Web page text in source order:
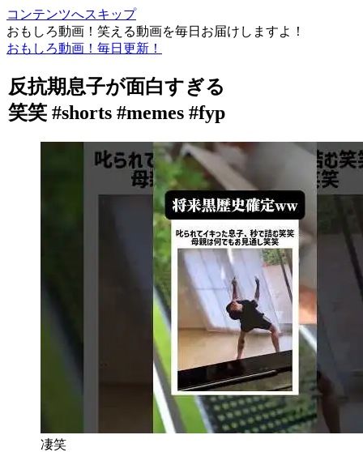
コンテンツへスキップ
おもしろ動画！笑える動画を毎日お届けしますよ！
おもしろ動画！毎日更新！
反抗期息子が面白すぎる
笑笑 #shorts #memes #fyp
凄笑